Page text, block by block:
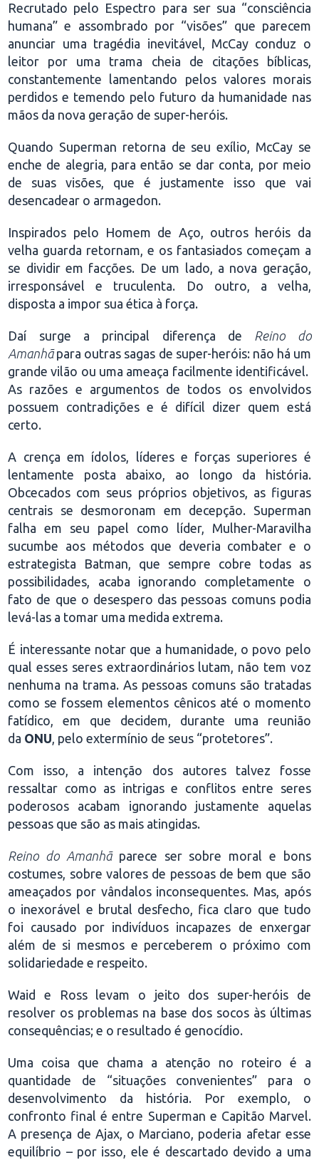
Recrutado pelo Espectro para ser sua “consciência
humana” e assombrado por “visões” que parecem
anunciar uma tragédia inevitável, McCay conduz o
leitor por uma trama cheia de citações bíblicas,
constantemente lamentando pelos valores morais
perdidos e temendo pelo futuro da humanidade nas
mãos da nova geração de super-heróis.
Quando Superman retorna de seu exílio, McCay se
enche de alegria, para então se dar conta, por meio
de suas visões, que é justamente isso que vai
desencadear o armagedon.
Inspirados pelo Homem de Aço, outros heróis da
velha guarda retornam, e os fantasiados começam a
se dividir em facções. De um lado, a nova geração,
irresponsável e truculenta. Do outro, a velha,
disposta a impor sua ética à força.
Daí surge a principal diferença de Reino do
Amanhãpara outras sagas de super-heróis: não há um
grande vilão ou uma ameaça facilmente identificável.
As razões e argumentos de todos os envolvidos
possuem contradições e é difícil dizer quem está
certo.
A crença em ídolos, líderes e forças superiores é
lentamente posta abaixo, ao longo da história.
Obcecados com seus próprios objetivos, as figuras
centrais se desmoronam em decepção. Superman
falha em seu papel como líder, Mulher-Maravilha
sucumbe aos métodos que deveria combater e o
estrategista Batman, que sempre cobre todas as
possibilidades, acaba ignorando completamente o
fato de que o desespero das pessoas comuns podia
levá-las a tomar uma medida extrema.
É interessante notar que a humanidade, o povo pelo
qual esses seres extraordinários lutam, não tem voz
nenhuma na trama. As pessoas comuns são tratadas
como se fossem elementos cênicos até o momento
fatídico, em que decidem, durante uma reunião
da ONU, pelo extermínio de seus “protetores”.
Com isso, a intenção dos autores talvez fosse
ressaltar como as intrigas e conflitos entre seres
poderosos acabam ignorando justamente aquelas
pessoas que são as mais atingidas.
Reino do Amanhãparece ser sobre moral e bons
costumes, sobre valores de pessoas de bem que são
ameaçados por vândalos inconsequentes. Mas, após
o inexorável e brutal desfecho, fica claro que tudo
foi causado por indivíduos incapazes de enxergar
além de si mesmos e perceberem o próximo com
solidariedade e respeito.
Waid e Ross levam o jeito dos super-heróis de
resolver os problemas na base dos socos às últimas
consequências; e o resultado é genocídio.
Uma coisa que chama a atenção no roteiro é a
quantidade de “situações convenientes” para o
desenvolvimento da história. Por exemplo, o
confronto final é entre Superman e Capitão Marvel.
A presença de Ajax, o Marciano, poderia afetar esse
equilíbrio – por isso, ele é descartado devido a uma